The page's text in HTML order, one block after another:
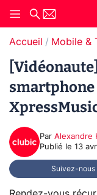
Accueil Mobile &
Par Alexandre
Publié le 13
Suivez-nous